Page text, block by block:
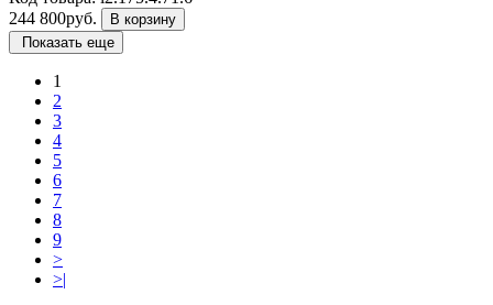
244 800руб.
В корзину
Показать еще
1
2
3
4
5
6
7
8
9
>
>|